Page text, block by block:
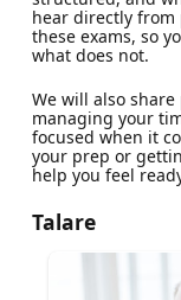
hear directly from
these exams, so
what does not.
We will also
managing your
focused when it
your prep or
help you feel
Talare